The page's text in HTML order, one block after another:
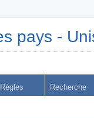
pays -
Règles Recherche